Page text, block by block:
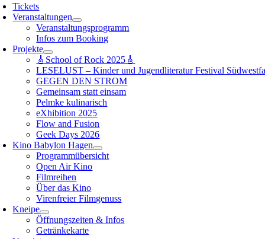
Tickets
Veranstaltungen
Veranstaltungsprogramm
Infos zum Booking
Projekte
🎸School of Rock 2025🎸
LESELUST – Kinder und Jugendliteratur Festival
GEGEN DEN STROM
Gemeinsam statt einsam
Pelmke kulinarisch
eXhibition 2025
Flow and Fusion
Geek Days 2026
Kino Babylon Hagen
Programmübersicht
Open Air Kino
Filmreihen
Über das Kino
Virenfreier Filmgenuss
Kneipe
Öffnungszeiten & Infos
Getränkekarte